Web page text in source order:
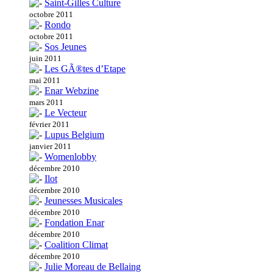
Saint-Gilles Culture
octobre 2011
Rondo
octobre 2011
Sos Jeunes
juin 2011
Les GÃ®tes d’Etape
mai 2011
Enar Webzine
mars 2011
Le Vecteur
février 2011
Lupus Belgium
janvier 2011
Womenlobby
décembre 2010
Ilot
décembre 2010
Jeunesses Musicales
décembre 2010
Fondation Enar
décembre 2010
Coalition Climat
décembre 2010
Julie Moreau de Bellaing